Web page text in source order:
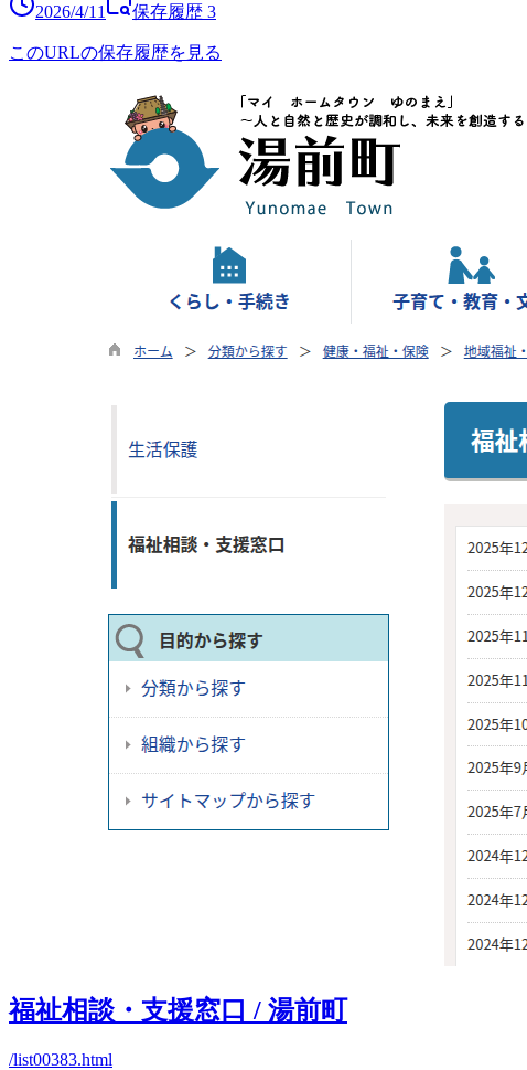
2026/4/11 保存履歴 3
このURLの保存履歴を見る
福祉相談・支援窓口 / 湯前町
/list00383.html